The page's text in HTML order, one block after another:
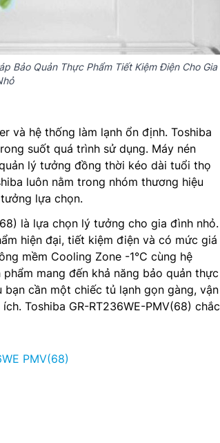
Bảo Quản Thực Phẩm Tiết Kiệm Điện Cho Gia
và hệ thống làm lạnh ổn định. Toshiba
suốt quá trình sử dụng. Máy nén
lý tưởng đồng thời kéo dài tuổi thọ
luôn nằm trong nhóm thương hiệu
lựa chọn.
là lựa chọn lý tưởng cho gia đình nhỏ.
hiện đại, tiết kiệm điện và có mức giá
mềm Cooling Zone -1°C cùng hệ
mang đến khả năng bảo quản thực
cần một chiếc tủ lạnh gọn gàng, vận
Toshiba GR-RT236WE-PMV(68) chắc
PMV(68)